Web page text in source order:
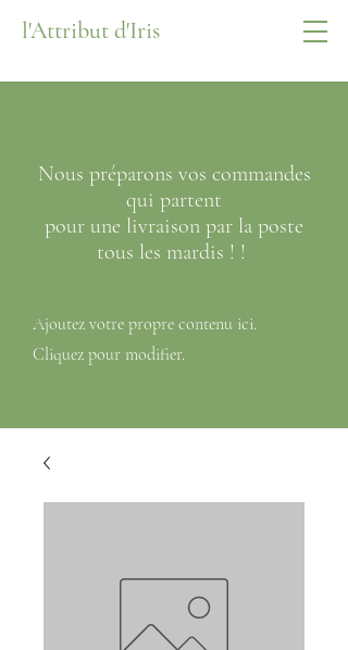
l'Attribut d'Iris
Nous préparons vos commandes
qui partent
pour une livraison par la poste
tous les mardis ! !
Ajoutez votre propre contenu ici.
Cliquez pour modifier.